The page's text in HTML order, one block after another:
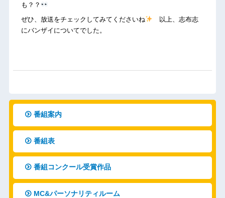
も？？
ぜひ、放送をチェックしてみてくださいね
以上、志布志
にバンザイについてでした。
番組案内
番組表
番組コンクール受賞作品
MC&パーソナリティルーム